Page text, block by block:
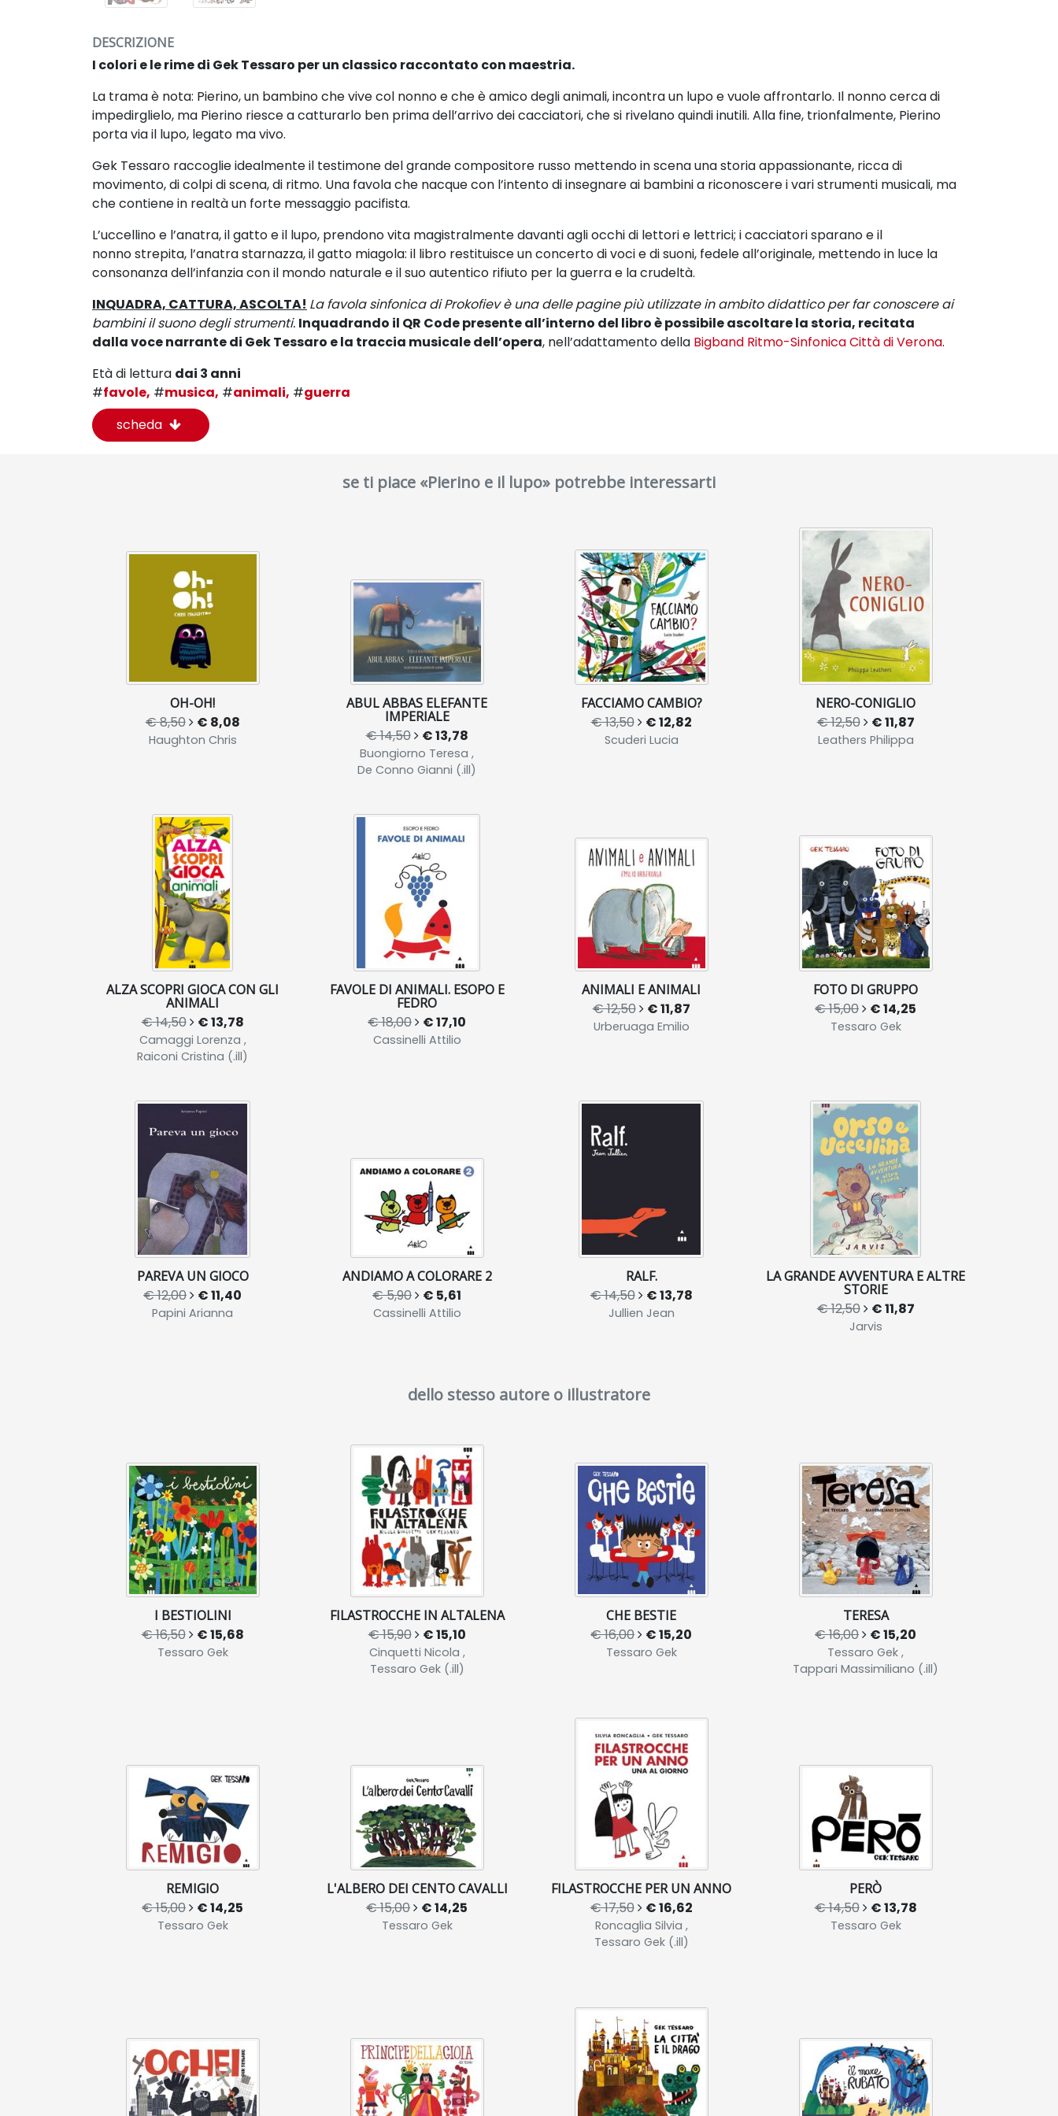
DESCRIZIONE
I colori e le rime di Gek Tessaro per un classico raccontato con maestria.
La trama è nota: Pierino, un bambino che vive col nonno e che è amico degli animali, incontra un lupo e vuole affrontarlo. Il nonno cerca di
impedirglielo, ma Pierino riesce a catturarlo ben primadell’arrivo dei cacciatori, che si rivelano quindi inutili. Alla fine, trionfalmente, Pierino
porta viail lupo, legato ma vivo.
Gek Tessaro raccoglie idealmente il testimone del grande compositore russo mettendo in scena una storia appassionante, ricca di
movimento, di colpi di scena, di ritmo. Una favola che nacque con l’intento di insegnare ai bambini a riconoscere i vari strumenti musicali, ma
che contiene in realtàun forte messaggio pacifista.
L’uccellino e l’anatra, il gatto e il lupo, prendonovita magistralmente davanti agli occhi di lettori e lettrici; i cacciatori sparano e il
nonnostrepita, l’anatra starnazza, il gatto miagola: il libro restituisce un concerto di voci e di suoni, fedele all’originale, mettendo in luce la
consonanza dell’infanzia con il mondo naturale e il suoautentico rifiuto per la guerra e la crudeltà.
INQUADRA, CATTURA, ASCOLTA! La favola sinfonica di Prokofiev è una delle pagine più utilizzate in ambitodidattico per far conoscere ai
bambini il suono degli strumenti. Inquadrando il QR Codepresente all’interno del libro è possibile ascoltare la storia, recitata
dallavoce narrante di Gek Tessaro ela traccia musicale dell’opera, nell’adattamentodella Bigband Ritmo-Sinfonica Città di Verona.
Età di lettura dai 3 anni
#favole, #musica, #animali, #guerra
scheda
se ti piace «Pierino e il lupo» potrebbe interessarti
OH-OH!
€ 8,50 € 8,08
Haughton Chris
ABUL ABBAS ELEFANTE
IMPERIALE
€ 14,50 € 13,78
Buongiorno Teresa ,
De Conno Gianni (.ill)
FACCIAMO CAMBIO?
€ 13,50 € 12,82
Scuderi Lucia
NERO-CONIGLIO
€ 12,50 € 11,87
Leathers Philippa
ALZA SCOPRI GIOCA CON GLI
ANIMALI
€ 14,50 € 13,78
Camaggi Lorenza ,
Raiconi Cristina (.ill)
FAVOLE DI ANIMALI. ESOPO E
FEDRO
€ 18,00 € 17,10
Cassinelli Attilio
ANIMALI E ANIMALI
€ 12,50 € 11,87
Urberuaga Emilio
FOTO DI GRUPPO
€ 15,00 € 14,25
Tessaro Gek
PAREVA UN GIOCO
€ 12,00 € 11,40
Papini Arianna
ANDIAMO A COLORARE 2
€ 5,90 € 5,61
Cassinelli Attilio
RALF.
€ 14,50 € 13,78
Jullien Jean
LA GRANDE AVVENTURA E ALTRE
STORIE
€ 12,50 € 11,87
Jarvis
dello stesso autore o illustratore
I BESTIOLINI
€ 16,50 € 15,68
Tessaro Gek
FILASTROCCHE IN ALTALENA
€ 15,90 € 15,10
Cinquetti Nicola ,
Tessaro Gek (.ill)
CHE BESTIE
€ 16,00 € 15,20
Tessaro Gek
TERESA
€ 16,00 € 15,20
Tessaro Gek ,
Tappari Massimiliano (.ill)
REMIGIO
€ 15,00 € 14,25
Tessaro Gek
L'ALBERO DEI CENTO CAVALLI
€ 15,00 € 14,25
Tessaro Gek
FILASTROCCHE PER UN ANNO
€ 17,50 € 16,62
Roncaglia Silvia ,
Tessaro Gek (.ill)
PERÒ
€ 14,50 € 13,78
Tessaro Gek